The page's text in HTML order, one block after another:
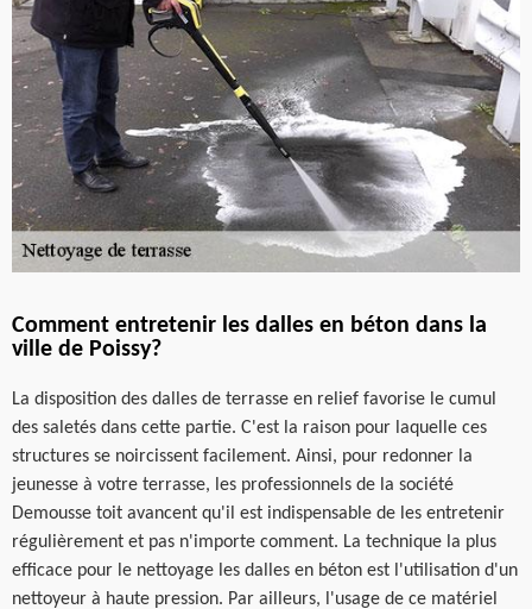
Comment entretenir les dalles en béton dans la
ville de Poissy?
La disposition des dalles de terrasse en relief favorise le cumul
des saletés dans cette partie. C'est la raison pour laquelle ces
structures se noircissent facilement. Ainsi, pour redonner la
jeunesse à votre terrasse, les professionnels de la société
Demousse toit avancent qu'il est indispensable de les entretenir
régulièrement et pas n'importe comment. La technique la plus
efficace pour le nettoyage les dalles en béton est l'utilisation d'un
nettoyeur à haute pression. Par ailleurs, l'usage de ce matériel